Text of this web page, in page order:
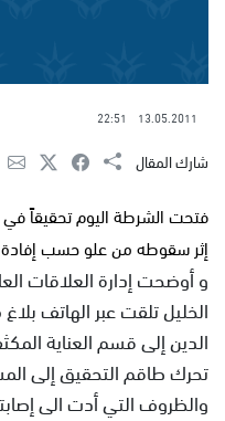
13.05.2011
22:51
شارك المقال
إثر سقوطه من علو حسب إفادة
و أوضحت إدارة العلاقات
الخليل تلقت عبر الهاتف
الدين إلى قسم العناية
تحرك طاقم التحقيق إلى
والظروف التي أدت الى